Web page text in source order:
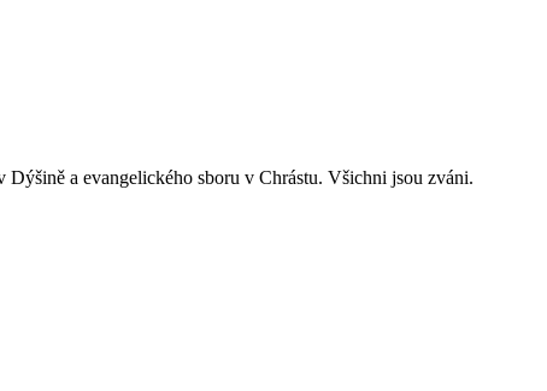
a evangelického sboru v Chrástu. Všichni jsou zváni.